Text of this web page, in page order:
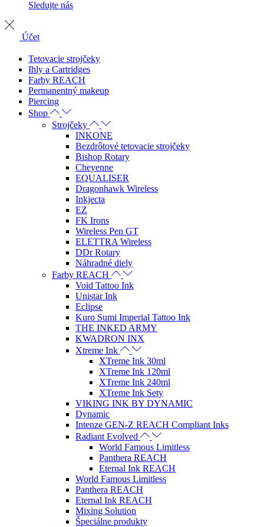
Sledujte nás
Účet
Tetovacie strojčeky
Ihly a Cartridges
Farby REACH
Permanentný makeup
Piercing
Shop
Strojčeky
INKONE
Bezdrôtové tetovacie strojčeky
Bishop Rotary
Cheyenne
EQUALISER
Dragonhawk Wireless
Inkjecta
EZ
FK Irons
Wireless Pen GT
ELETTRA Wireless
DDr Rotary
Náhradné diely
Farby REACH
Void Tattoo Ink
Unistar Ink
Eclipse
Kuro Sumi Imperial Tattoo Ink
THE INKED ARMY
KWADRON INX
Xtreme Ink
XTreme Ink 30ml
XTreme Ink 120ml
XTreme Ink 240ml
XTreme Ink Sety
VIKING INK BY DYNAMIC
Dynamic
Intenze GEN-Z REACH Compliant Inks
Radiant Evolved
World Famous Limitless
Panthera REACH
Eternal Ink REACH
World Famous Limitless
Panthera REACH
Eternal Ink REACH
Mixing Solution
Špeciálne produkty